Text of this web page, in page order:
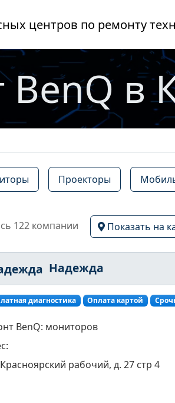
центров по ремонту
в
Проекторы
122 компании Показать на
Надежда
диагностика Оплата картой
BenQ: мониторов
Красноярский рабочий, д. 27 стр 4